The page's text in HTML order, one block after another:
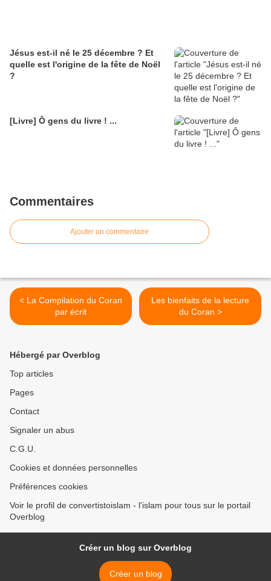
Jésus est-il né le 25 décembre ? Et
quelle est l'origine de la fête de Noël
?
[Livre] Ô gens du livre ! ...
Commentaires
Ajouter un commentaire
< La Compilation du Coran
par écrit
Les bienfaits de la lecture
du Coran >
Hébergé par Overblog
Top articles
Pages
Contact
Signaler un abus
C.G.U.
Cookies et données personnelles
Préférences cookies
Voir le profil de convertistoislam - l'islam pour tous sur le portail
Overblog
Créer un blog sur Overblog
Créer un blog